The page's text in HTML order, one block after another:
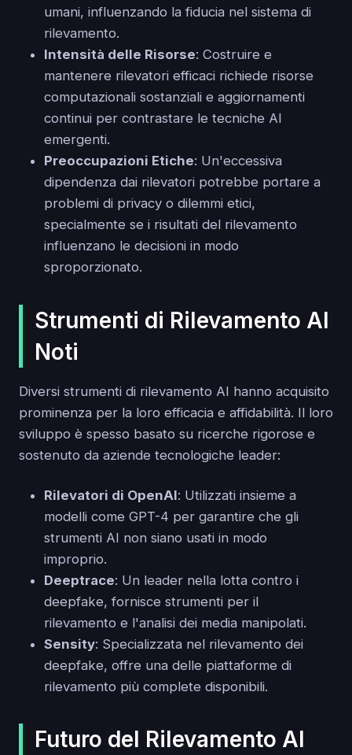
umani, influenzando la fiducia nel sistema di
rilevamento.
Intensità delle Risorse: Costruire e
mantenere rilevatori efficaci richiede risorse
computazionali sostanziali e aggiornamenti
continui per contrastare le tecniche AI
emergenti.
Preoccupazioni Etiche: Un'eccessiva
dipendenza dai rilevatori potrebbe portare a
problemi di privacy o dilemmi etici,
specialmente se i risultati del rilevamento
influenzano le decisioni in modo
sproporzionato.
Strumenti di Rilevamento AI
Noti
Diversi strumenti di rilevamento AI hanno acquisito
prominenza per la loro efficacia e affidabilità. Il loro
sviluppo è spesso basato su ricerche rigorose e
sostenuto da aziende tecnologiche leader:
Rilevatori di OpenAI: Utilizzati insieme a
modelli come GPT-4 per garantire che gli
strumenti AI non siano usati in modo
improprio.
Deeptrace: Un leader nella lotta contro i
deepfake, fornisce strumenti per il
rilevamento e l'analisi dei media manipolati.
Sensity: Specializzata nel rilevamento dei
deepfake, offre una delle piattaforme di
rilevamento più complete disponibili.
Futuro del Rilevamento AI